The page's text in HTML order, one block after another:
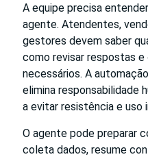
A equipe precisa
agente. Atendentes,
gestores devem saber
como revisar respostas
necessários. A
elimina responsabilidade
a evitar resistência e uso
O agente pode preparar
coleta dados, resume